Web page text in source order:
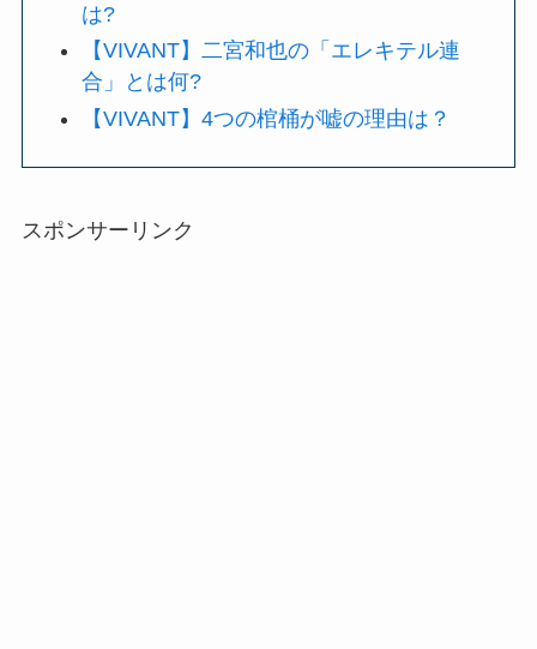
は?
【VIVANT】二宮和也の「エレキテル連
合」とは何?
【VIVANT】4つの棺桶が嘘の理由は？
スポンサーリンク